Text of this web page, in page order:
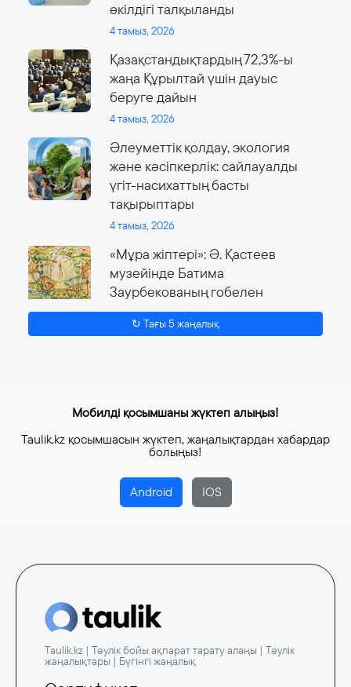
өкілдігі талқыланды
4 тамыз, 2026
Қазақстандықтардың 72,3%-ы
жаңа Құрылтай үшін дауыс
беруге дайын
4 тамыз, 2026
Әлеуметтік қолдау, экология
және кәсіпкерлік: сайлауалды
үгіт-насихаттың басты
тақырыптары
4 тамыз, 2026
«Мұра жіптері»: Ә. Қастеев
музейінде Батима
Заурбекованың гобелен
өнеріне арналған ауқымды
көрме өтеді
↻ Тағы 5 жаңалық
Мобилді қосымшаны жүктеп алыңыз!
Taulik.kz қосымшасын жүктеп, жаңалықтардан хабардар
болыңыз!
Android IOS
Taulik.kz | Тәулік бойы ақпарат тарату алаңы | Тәулік
жаңалықтары | Бүгінгі жаңалық